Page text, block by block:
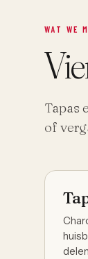
WAT WE
Tapas
of